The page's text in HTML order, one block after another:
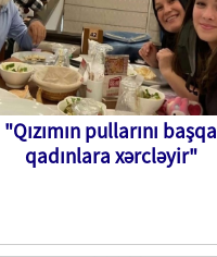
"Qızımın pullarını başqa
qadınlara xərcləyir"